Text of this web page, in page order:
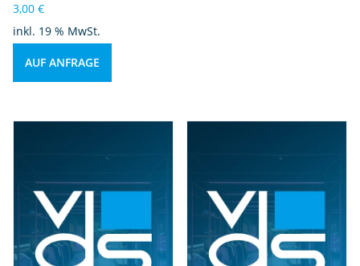
3,00 €
inkl. 19 % MwSt.
AUF ANFRAGE